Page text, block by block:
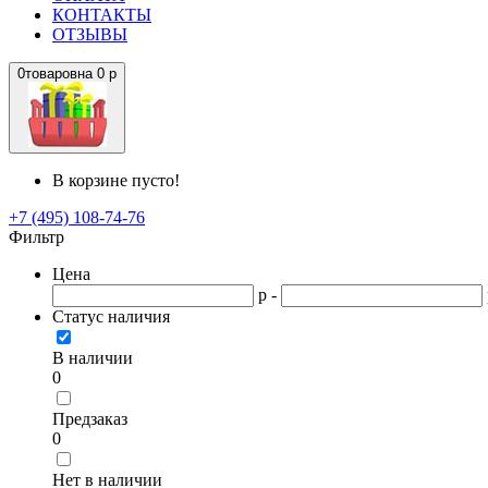
КОНТАКТЫ
ОТЗЫВЫ
0товаровна 0 р
В корзине пусто!
+7 (495) 108-74-76
Фильтр
Цена
р -
Статус наличия
В наличии
0
Предзаказ
0
Нет в наличии